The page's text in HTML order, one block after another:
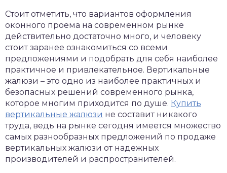
Стоит отметить, что вариантов оформления
оконного проема на современном рынке
действительно достаточно много, и человеку
стоит заранее ознакомиться со всеми
предложениями и подобрать для себя наиболее
практичное и привлекательное. Вертикальные
жалюзи – это одно из наиболее практичных и
безопасных решений современного рынка,
которое многим приходится по душе. Купить
вертикальные жалюзи не составит никакого
труда, ведь на рынке сегодня имеется множество
самых разнообразных предложений по продаже
вертикальных жалюзи от надежных
производителей и распространителей.